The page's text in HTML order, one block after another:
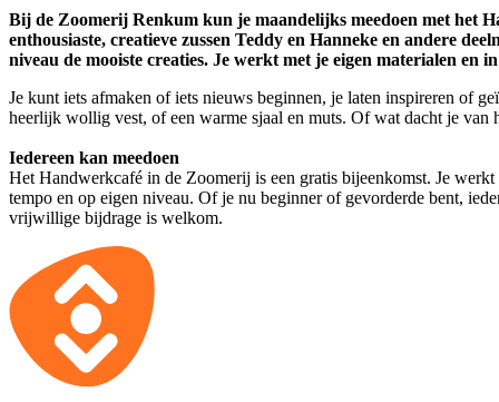
Bij de Zoomerij Renkum kun je maandelijks meedoen met het
enthousiaste, creatieve zussen Teddy en Hanneke en andere
niveau de mooiste creaties. Je werkt met je eigen materialen en
Je kunt iets afmaken of iets nieuws beginnen, je laten inspireren of
heerlijk wollig vest, of een warme sjaal en muts. Of wat dacht je van
Iedereen kan meedoen
Het Handwerkcafé in de Zoomerij is een gratis bijeenkomst. Je
tempo en op eigen niveau. Of je nu beginner of gevorderde bent,
vrijwillige bijdrage is welkom.